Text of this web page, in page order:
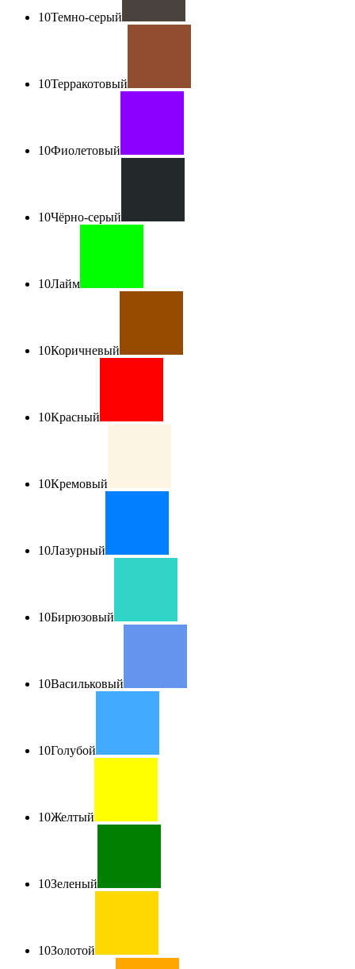
10Темно-серый
10Терракотовый
10Фиолетовый
10Чёрно-серый
10Лайм
10Коричневый
10Красный
10Кремовый
10Лазурный
10Бирюзовый
10Васильковый
10Голубой
10Желтый
10Зеленый
10Золотой